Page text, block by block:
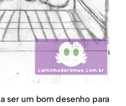
ser um bom desenho para